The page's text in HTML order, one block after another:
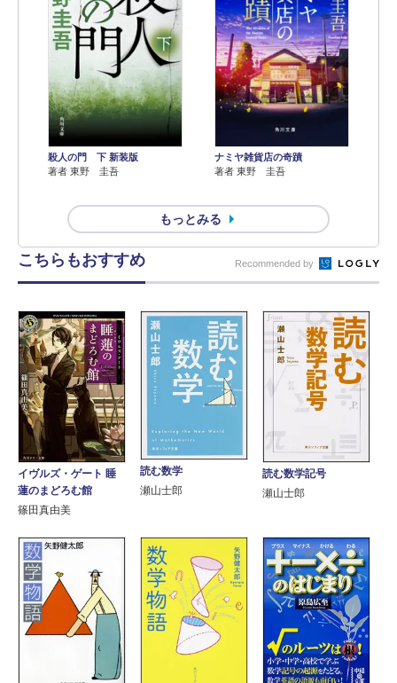
殺人の門 下 新装版
著者 東野 圭吾
ナミヤ雑貨店の奇蹟
著者 東野 圭吾
もっとみる
こちらもおすすめ Recommended by
イヴルズ・ゲート 睡
蓮のまどろむ館
篠田真由美
読む数学
瀬山士郎
読む数学記号
瀬山士郎